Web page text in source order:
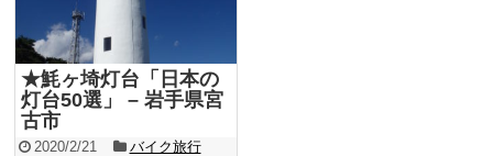
★魹ヶ埼灯台「日本の
灯台50選」 – 岩手県宮
古市
2020/2/21 バイク旅行